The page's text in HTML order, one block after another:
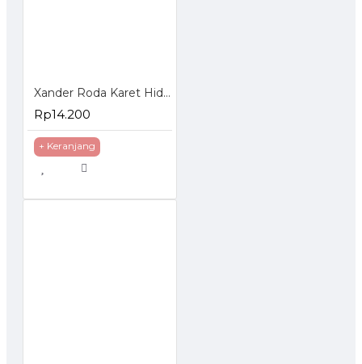
Xander Roda Karet Hidup 3 inch - Roda Etalase Troli Trolley Trolly
Rp14.200
+ Keranjang